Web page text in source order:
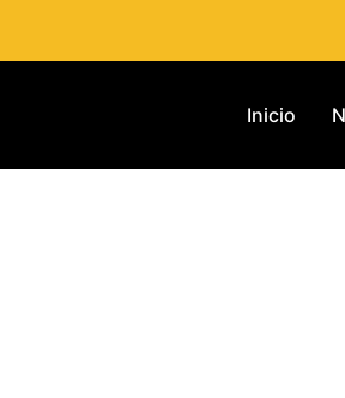
Inicio